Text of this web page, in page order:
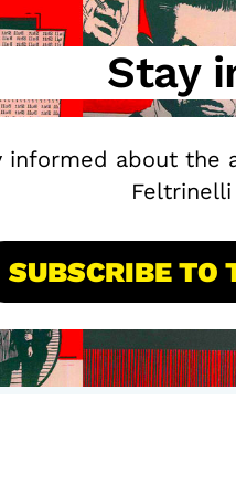
Stay
informed about the
SUBSCRIBE TO